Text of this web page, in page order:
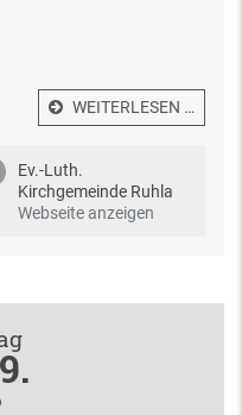
WEITERLESEN …
Ev.-Luth.
Kirchgemeinde Ruhla
Webseite anzeigen